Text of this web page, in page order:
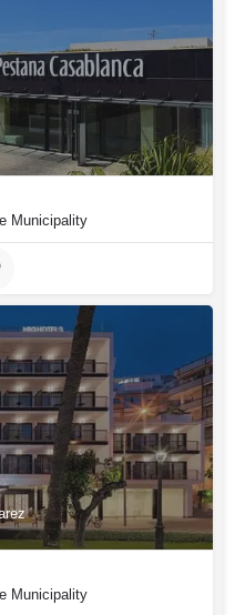
Municipality
Municipality